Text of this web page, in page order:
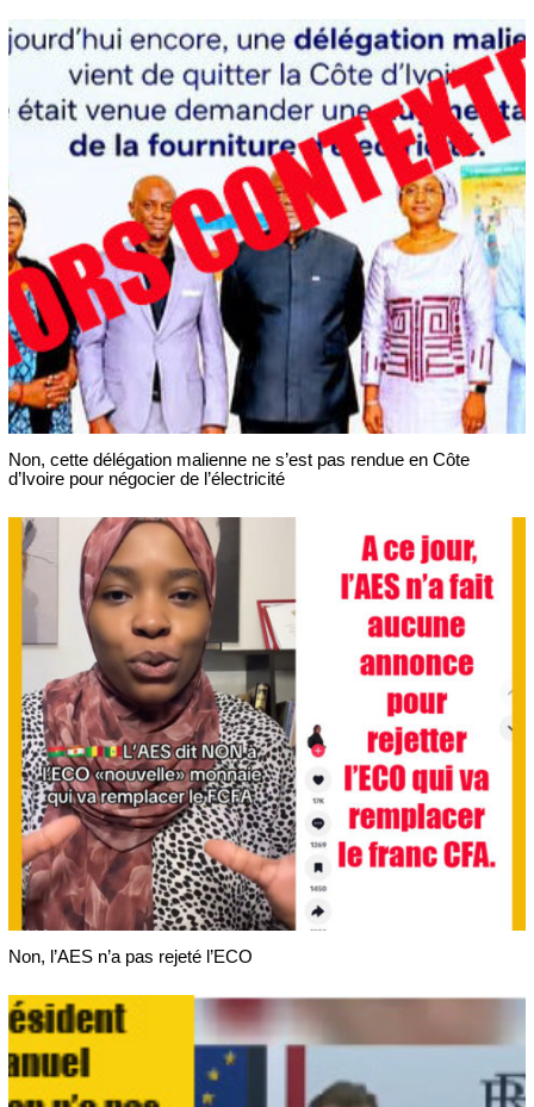
Non, cette délégation malienne ne s’est pas rendue en Côte
d’Ivoire pour négocier de l’électricité
Non, l’AES n’a pas rejeté l’ECO